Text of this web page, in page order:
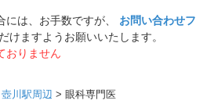
には、お手数ですが、 お問い合わせフ
けますようお願いいたします。
おりません
壺川駅周辺 > 眼科専門医